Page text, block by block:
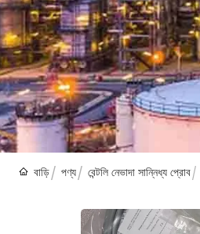
বাড়ি পণ্য বেন্টলি নেভাদা সান্নিধ্য প্রোব